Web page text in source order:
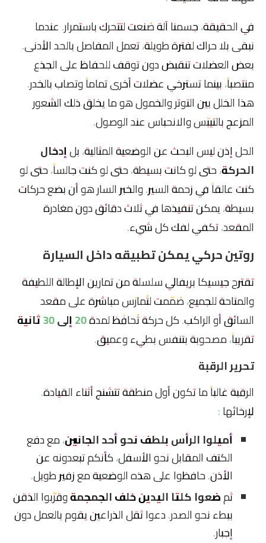
في الحقيقة، جسمنا آلة صُنعت لتتحرك باستمرار. عندما
نبقى بلا حراك لفترة طويلة، تعمل المفاصل بالحد الأدنى.
بعض العضلات تنقبض دون توقف للحفاظ على الجذع
منتصباً، بينما تسترخي عضلات أخرى تماماً وتصاب بالخدر.
هذا الخلل بين التوتر والخمول هو ما يخلق ذلك الشعور
المزعج بالتيبّس والانحباس عند الوصول.
الحل إذن ليس البحث عن الوضعية المثالية، بلإدخال
الحركة، حتى لو كانت بسيطة، حتى لو كنت جالساً، حتى لو
كنت عالقاً في زحمة السير. والخبر السار هو أن بضع حركات
بسيطة، يمكن تنفيذها في ثلاث دقائق دون مغادرة
المقعد، تكفي لفك كل شيء.
روتين حركي يمكن تطبيقه داخل السيارة
تقترح جيسيكا بريفالي سلسلة من تمارين الإطالة اللطيفة
والمتاحة للجميع، صُمّمت لتُمارَس مباشرة على مقعد
السائق أو الراكب. كل حركة تُحافَظ لمدة20 إلى 30 ثانية
تقريباً، مصحوبة بتنفس بطيء وعميق.
تحرير الرقبة
الرقبة غالباً ما تكون أول منطقة تتشنج أثناء القيادة.
لإرخائها :
أميلوا الرأس بلطف نحو أحد الجانبين، مع دفع
الكتف المقابل نحو الأسفل، كأنكم تبعدونه عن
الأذن. حافظوا على هذه الوضعية مع زفير طويل.
ثمضعوا كلتا اليدين خلف الجمجمةوقرّبوا الذقن
ببطء نحو الصدر. دعوا ثقل الذراعين يقوم بالعمل دون
إجبار.